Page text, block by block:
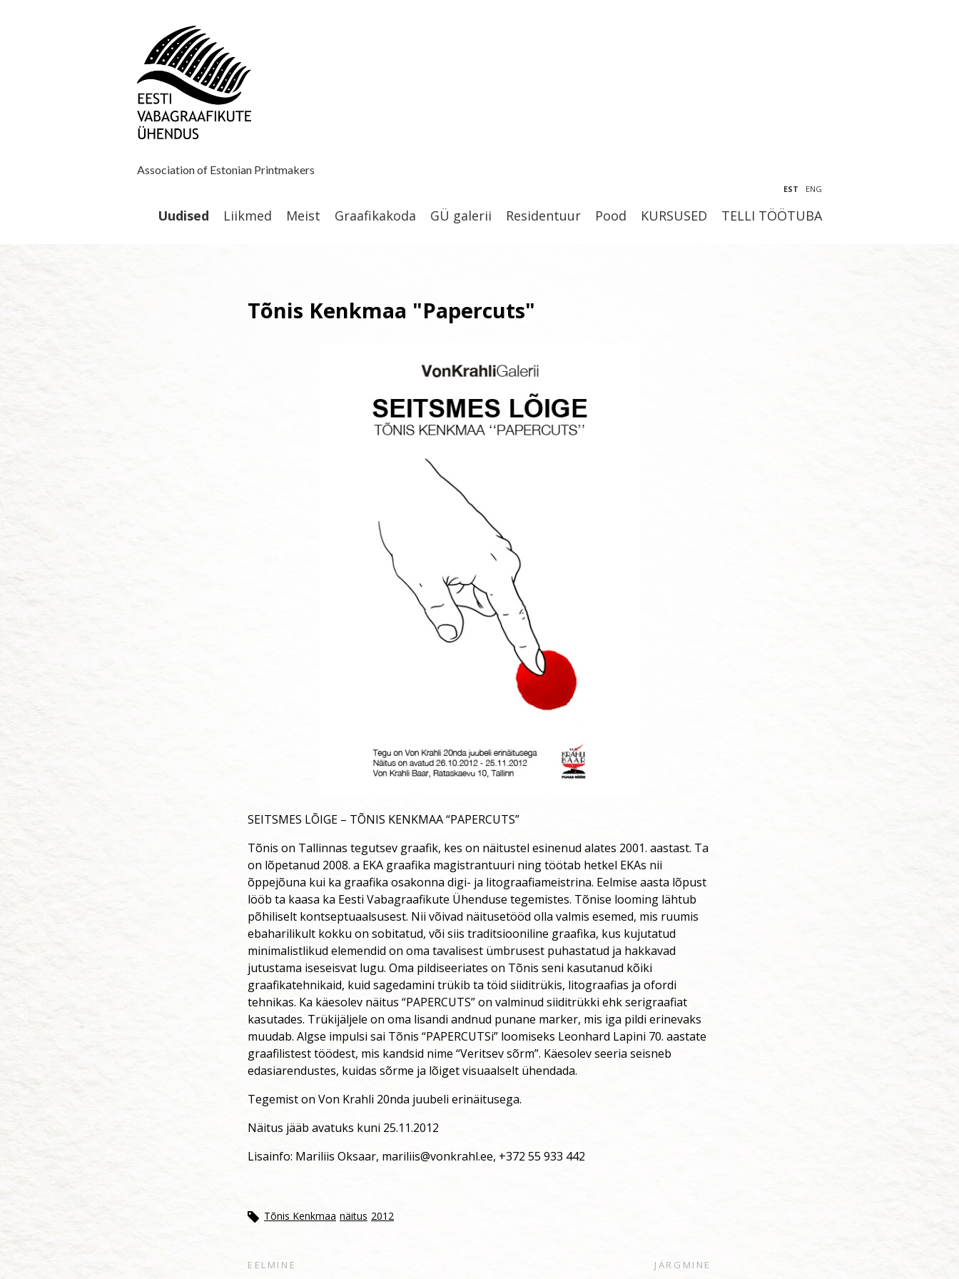
Association of Estonian Printmakers
EST ENG
Uudised Liikmed Meist Graafikakoda GÜ galerii Residentuur Pood KURSUSED TELLI TÖÖTUBA
Tõnis Kenkmaa "Papercuts"
SEITSMES LÕIGE – TÕNIS KENKMAA “PAPERCUTS”
Tõnis on Tallinnas tegutsev graafik, kes on näitustel esinenud alates 2001. aastast. Ta
on lõpetanud 2008. a EKA graafika magistrantuuri ning töötab hetkel EKAs nii
õppejõuna kui ka graafika osakonna digi- ja litograafiameistrina. Eelmise aasta lõpust
lööb ta kaasa ka Eesti Vabagraafikute Ühenduse tegemistes. Tõnise looming lähtub
põhiliselt kontseptuaalsusest. Nii võivad näitusetööd olla valmis esemed, mis ruumis
ebaharilikult kokku on sobitatud, või siis traditsiooniline graafika, kus kujutatud
minimalistlikud elemendid on oma tavalisest ümbrusest puhastatud ja hakkavad
jutustama iseseisvat lugu. Oma pildiseeriates on Tõnis seni kasutanud kõiki
graafikatehnikaid, kuid sagedamini trükib ta töid siiditrükis, litograafias ja ofordi
tehnikas. Ka käesolev näitus “PAPERCUTS” on valminud siiditrükki ehk serigraafiat
kasutades. Trükijäljele on oma lisandi andnud punane marker, mis iga pildi erinevaks
muudab. Algse impulsi sai Tõnis “PAPERCUTSi” loomiseks Leonhard Lapini 70. aastate
graafilistest töödest, mis kandsid nime “Veritsev sõrm”. Käesolev seeria seisneb
edasiarendustes, kuidas sõrme ja lõiget visuaalselt ühendada.
Tegemist on Von Krahli 20nda juubeli erinäitusega.
Näitus jääb avatuks kuni 25.11.2012
Lisainfo: Mariliis Oksaar, mariliis@vonkrahl.ee, +372 55 933 442
Tõnis Kenkmaa näitus 2012
EELMINE JÄRGMINE